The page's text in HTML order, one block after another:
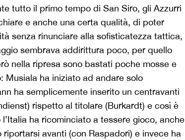
tutto il primo tempo di San Siro, gli Azzurri
e anche una certa qualità, di poter
senza rinunciare alla sofisticatezza tattica,
sembrava addirittura poco, per quello
nella ripresa sono bastati poche mosse e
ha iniziato ad andare solo
ha semplicemente inserito un centravanti
rispetto al titolare (Burkardt) e così è
ha ricominciato a tessere gioco, anche
avanti (con Raspadori) e invece ha